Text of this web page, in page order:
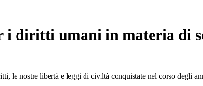
diritti umani in materia di
le nostre libertà e leggi di civiltà conquistate nel corso degli